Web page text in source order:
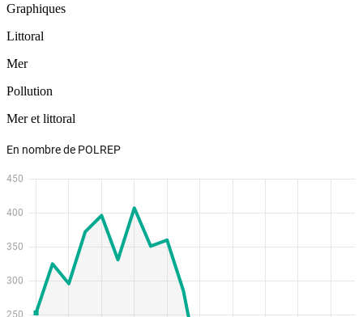
Graphiques
Littoral
Mer
Pollution
Mer et littoral